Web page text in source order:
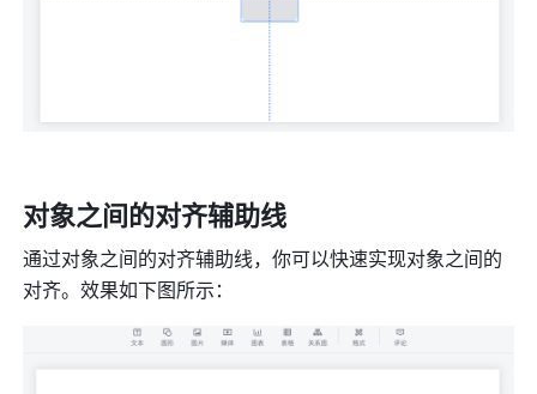
对象之间的对齐辅助线
通过对象之间的对齐辅助线，你可以快速实现对象之间的
对齐。效果如下图所示：